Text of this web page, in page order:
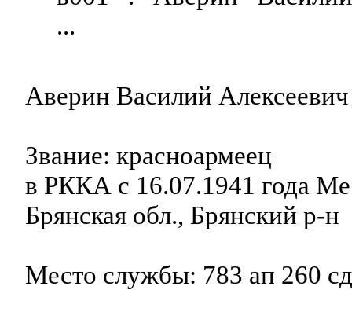
...
Аверин Василий Алексеевич
Звание: красноармеец
в РККА с 16.07.1941 года
Брянская обл., Брянский р-н
Место службы: 783 ап 260